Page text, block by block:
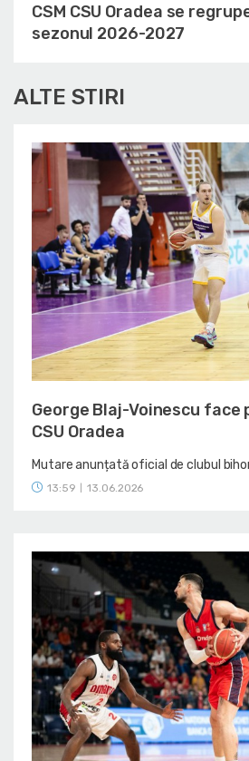
CSM CSU Oradea se
sezonul 2026-2027
ALTE STIRI
George Blaj-Voinescu face
CSU Oradea
Mutare anunțată oficial de clubul
13:59 13.06.2026